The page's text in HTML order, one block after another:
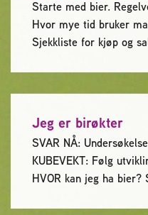
Reaksjon på bistikk
Om Norges
Finn fylkes- og
Nyheter
Kurs
Starte med bier.
Hvor mye tid bruker
Sjekkliste for kjøp og
Jeg er birøkter
SVAR NÅ:
KUBEVEKT: Følg
HVOR kan jeg ha bier?